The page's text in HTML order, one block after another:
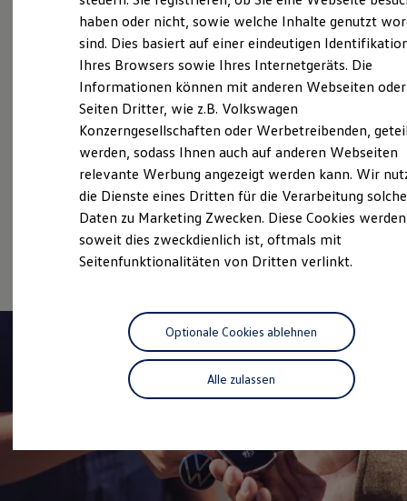
Kosten und Kauf
Verbrauchskosten
Kaufoptionen
E-Auto-Förderung
Software und Konnektivität
ID. Software Versionen und Updates
Digitale Extras
Schnittstellen zu Ihrem ID.
Hybridautos
Marke und Erlebnis
Volkswagen R und R Experience
R-Modelle
Driving Experience
Volkswagen entdecken
Lifestyle Shop
T-Roc Kollektion
Golf Kollektion
ID. Kollektion
Volkswagen Kollektion
R-Kollektion
#wedriveproud
Besitzer und Service
myVolkswagen
Unsere Leistungenim
Überblick
Gebrauchtwagen
Service
Volkswagen Economy
Service
Online-Fahrzeugbewertung
haben oder nicht, sowie welche Inhalte genutzt
sind. Dies basiert auf einer eindeutigen
Ihres Browsers sowie Ihres Internetgeräts. Die
Informationen können mit anderen Webseiten oder
Seiten Dritter, wie z.B. Volkswagen
Konzerngesellschaften oder Werbetreibenden,
werden, sodass Ihnen auch auf anderen Webseiten
relevante Werbung angezeigt werden kann. Wir
die Dienste eines Dritten für die Verarbeitung
Daten zu Marketing Zwecken. Diese Cookies
soweit dies zweckdienlich ist, oftmals mit
Seitenfunktionalitäten von Dritten verlinkt.
Alle zulassen
Optionale Cookies ablehnen